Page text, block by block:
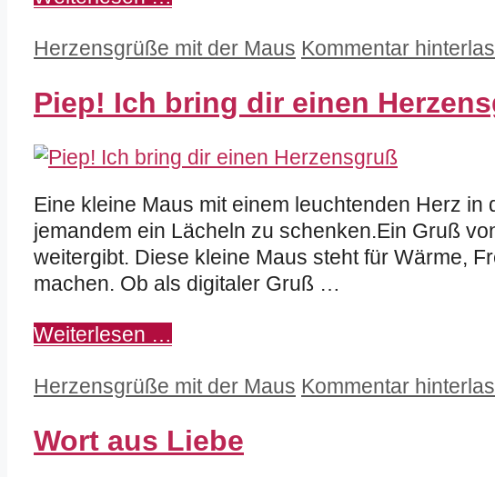
Kategorien
Herzensgrüße mit der Maus Kommentar
Piep! Ich bring dir einen
Eine kleine Maus mit einem leuchtenden Herz
jemandem ein Lächeln zu schenken.Ein Gruß
weitergibt. Diese kleine Maus steht für Wärme,
machen. Ob als digitaler Gruß …
Weiterlesen …
Kategorien
Herzensgrüße mit der Maus Kommentar
Wort aus Liebe